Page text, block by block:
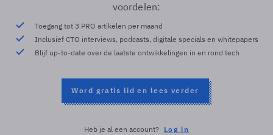
voordelen:
Toegang tot 3 PRO artikelen per maand
Inclusief CTO interviews, podcasts, digitale specials en whitepapers
Blijf up-to-date over de laatste ontwikkelingen in en rond tech
Word gratis lid en lees verder
Heb je al een account? Log in